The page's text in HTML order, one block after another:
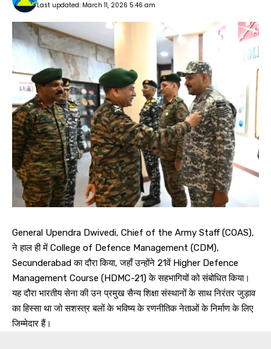
Last updated: March 11, 2026 5:46 am
General Upendra Dwivedi, Chief of the Army Staff (COAS),
ने हाल ही में College of Defence Management (CDM),
Secunderabad का दौरा किया, जहाँ उन्होंने 21वें Higher Defence
Management Course (HDMC-21) के सहभागियों को संबोधित किया।
यह दौरा भारतीय सेना की उन प्रमुख सैन्य शिक्षा संस्थानों के साथ निरंतर जुड़ाव
का हिस्सा था जो सशस्त्र बलों के भविष्य के रणनीतिक नेताओं के निर्माण के लिए
जिम्मेदार हैं।